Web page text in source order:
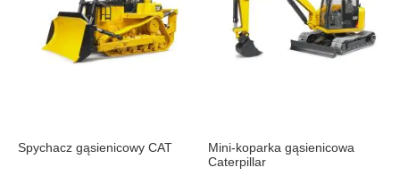
Spychacz gąsienicowy CAT
Mini-koparka gąsienicowa
Caterpillar